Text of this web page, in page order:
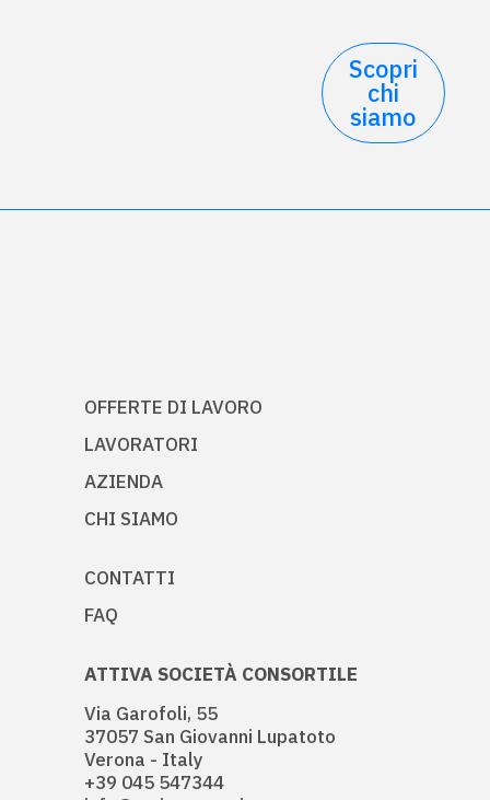
Scopri
chi
siamo
OFFERTE DI LAVORO
LAVORATORI
AZIENDA
CHI SIAMO
CONTATTI
FAQ
ATTIVA SOCIETÀ CONSORTILE
Via Garofoli, 55
37057 San Giovanni Lupatoto
Verona - Italy
+39 045 547344